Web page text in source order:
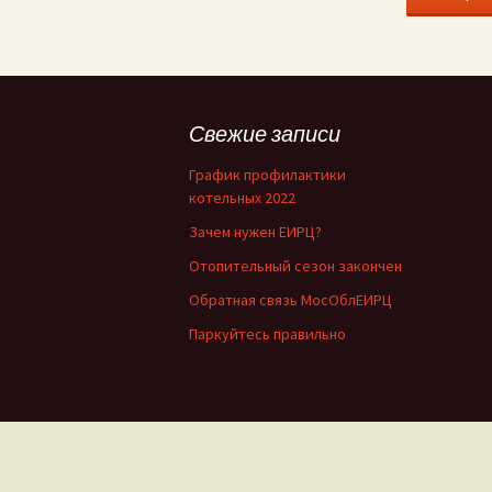
Свежие записи
График профилактики
котельных 2022
Зачем нужен ЕИРЦ?
Отопительный сезон закончен
Обратная связь МосОблЕИРЦ
Паркуйтесь правильно